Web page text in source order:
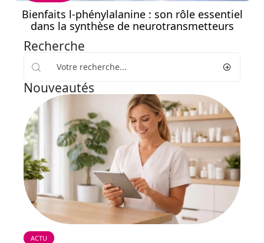
Bienfaits l-phénylalanine : son rôle essentiel
dans la synthèse de neurotransmetteurs
Recherche
Nouveautés
ACTU